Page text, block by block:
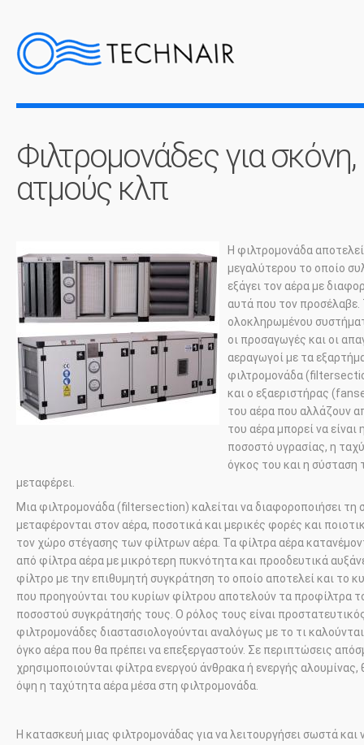
Φιλτρομονάδες για
ατμούς κλπ
Η φιλτρομονάδα
μεγαλύτερου το οποίο
εξάγει τον αέρα με
αυτά που τον
ολοκληρωμένου
οι προσαγωγές και οι
αεραγωγοί με τα
φιλτρομονάδα (
και ο εξαεριστήρας (
του αέρα που αλλάζουν
του αέρα μπορεί να
ποσοστό υγρασίας, η
όγκος του και η
μεταφέρει.
Μια φιλτρομονάδα (filtersection) καλείται να διαφοροποιήσει
μεταφέρονται στον αέρα, ποσοτικά και μερικές φορές και
τον χώρο στέγασης των φίλτρων αέρα. Τα φίλτρα αέρα
από φίλτρα αέρα με μικρότερη πυκνότητα και προοδευτικά
φίλτρο με την επιθυμητή συγκράτηση το οποίο αποτελεί και το
που προηγούνται του κυρίων φίλτρου αποτελούν τα προφίλτρα
ποσοστού συγκράτησής τους. Ο ρόλος τους είναι
φιλτρομονάδες διαστασιολογούνται αναλόγως με το τι
όγκο αέρα που θα πρέπει να επεξεργαστούν. Σε περιπτώσεις
χρησιμοποιούνται φίλτρα ενεργού άνθρακα ή ενεργής αλουμίνας,
όψη η ταχύτητα αέρα μέσα στη φιλτρομονάδα.
Η κατασκευή μιας φιλτρομονάδας για να λειτουργήσει σωστά και